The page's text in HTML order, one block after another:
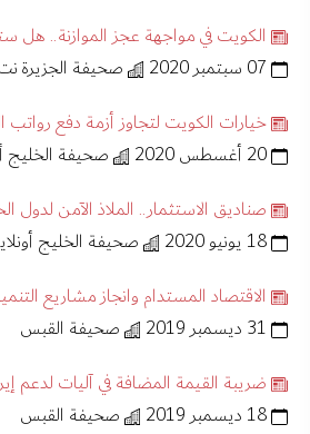
الكويت في مواجهة عجز الموازنة.. هل ستتصدى
صحيفة الجزيرة
خيارات الكويت لتجاوز أزمة دفع رواتب
صحيفة الخليج
صناديق الاستثمار.. الملاذ الآمن لدول
صحيفة الخليج
الاقتصاد المستدام وانجاز مشاريع التنمية..
صحيفة القبس
ضريبة القيمة المضافة في آليات لدعم
صحيفة القبس